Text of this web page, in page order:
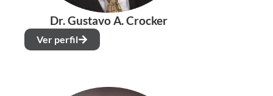
Dr. Gustavo A. Crocker
Ver perfil